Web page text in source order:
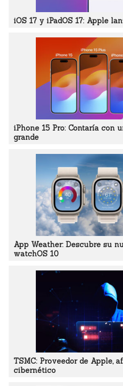
iOS 17 y iPadOS 17: Apple
iPhone 15 Pro: Contaría con
grande
App Weather: Descubre su
watchOS 10
TSMC: Proveedor de Apple,
cibernético